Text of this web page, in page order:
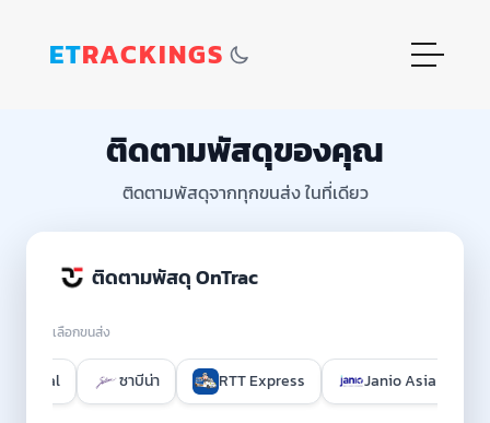
ETRACKINGS
ติดตามพัสดุของคุณ
ติดตามพัสดุจากทุกขนส่ง ในที่เดียว
ติดตามพัสดุ OnTrac
เลือกขนส่ง
ซาบีน่า RTT Express Janio Asia